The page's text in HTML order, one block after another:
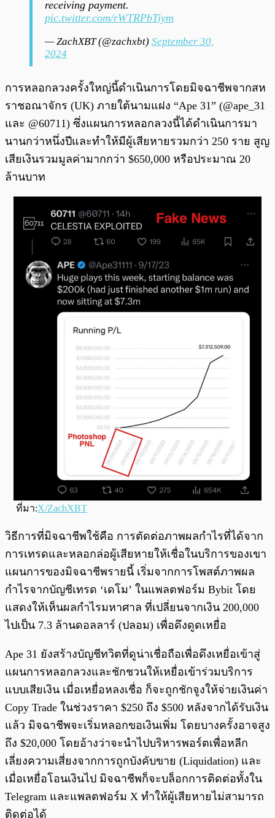
receiving payment.
pic.twitter.com/rWTRPbTiym
— ZachXBT (@zachxbt) September 30,
2024
การหลอกลวงครั้งใหญ่นี้ดำเนินการโดยมิจฉาชีพจากสห
ราชอณาจักร (UK) ภายใต้นามแฝง “Ape 31” (@ape_31
และ @60711) ซึ่งแผนการหลอกลวงนี้ได้ดำเนินการมา
นานกว่าหนึ่งปีและทำให้มีผู้เสียหายรวมกว่า 250 ราย สูญ
เสียเงินรวมมูลค่ามากกว่า $650,000 หรือประมาณ 20
ล้านบาท
ที่มา:X/ZachXBT
วิธีการที่มิจฉาชีพใช้คือ การตัดต่อภาพผลกำไรที่ได้จาก
การเทรดและหลอกล่อผู้เสียหายให้เชื่อในบริการของเขา
แผนการของมิจฉาชีพรายนี้ เริ่มจากการโพสต์ภาพผล
กำไรจากบัญชีเทรด ‘เดโม’ ในแพลตฟอร์ม Bybit โดย
แสดงให้เห็นผลกำไรมหาศาล ที่เปลี่ยนจากเงิน 200,000
ไปเป็น 7.3 ล้านดอลลาร์ (ปลอม) เพื่อดึงดูดเหยื่อ
Ape 31 ยังสร้างบัญชีทวิตที่ดูน่าเชื่อถือเพื่อดึงเหยื่อเข้าสู่
แผนการหลอกลวงและชักชวนให้เหยื่อเข้าร่วมบริการ
แบบเสียเงิน เมื่อเหยื่อหลงเชื่อ ก็จะถูกชักจูงให้จ่ายเงินค่า
Copy Trade ในช่วงราคา $250 ถึง $500 หลังจากได้รับเงิน
แล้ว มิจฉาชีพจะเริ่มหลอกขอเงินเพิ่ม โดยบางครั้งอาจสูง
ถึง $20,000 โดยอ้างว่าจะนำไปบริหารพอร์ตเพื่อหลีก
เลี่ยงความเสี่ยงจากการถูกบังคับขาย (Liquidation) และ
เมื่อเหยื่อโอนเงินไป มิจฉาชีพก็จะบล็อกการติดต่อทั้งใน
Telegram และแพลตฟอร์ม X ทำให้ผู้เสียหายไม่สามารถ
ติดต่อได้